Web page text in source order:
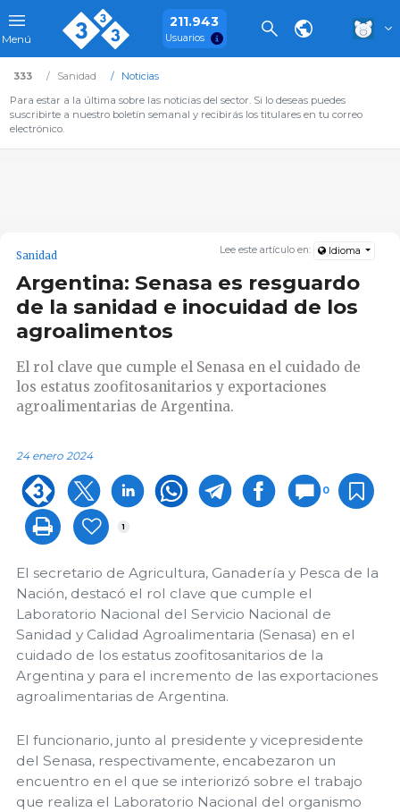
Menú
211.943
Usuarios
333 Sanidad
Noticias
Para estar a la última sobre las noticias del sector. Si lo deseas puedes
suscribirte a nuestro boletín semanal y recibirás los titulares en tu correo
electrónico.
Lee este artículo en: Idioma
Sanidad
Argentina: Senasa es resguardo
de la sanidad e inocuidad de los
agroalimentos
El rol clave que cumple el Senasa en el cuidado de
los estatus zoofitosanitarios y exportaciones
agroalimentarias de Argentina.
24 enero 2024
0
1
El secretario de Agricultura, Ganadería y Pesca de la
Nación, destacó el rol clave que cumple el
Laboratorio Nacional del Servicio Nacional de
Sanidad y Calidad Agroalimentaria (Senasa) en el
cuidado de los estatus zoofitosanitarios de la
Argentina y para el incremento de las exportaciones
agroalimentarias de Argentina.
El funcionario, junto al presidente y vicepresidente
del Senasa, respectivamente, encabezaron un
encuentro en el que se interiorizó sobre el trabajo
que realiza el Laboratorio Nacional del organismo